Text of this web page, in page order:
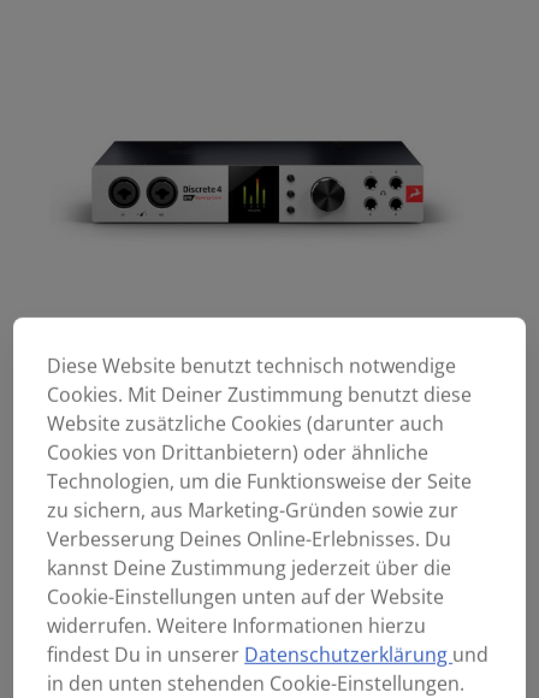
Diese Website benutzt technisch notwendige
Cookies. Mit Deiner Zustimmung benutzt diese
Website zusätzliche Cookies (darunter auch
Cookies von Drittanbietern) oder ähnliche
Technologien, um die Funktionsweise der Seite
zu sichern, aus Marketing-Gründen sowie zur
Verbesserung Deines Online-Erlebnisses. Du
kannst Deine Zustimmung jederzeit über die
Cookie-Einstellungen unten auf der Website
widerrufen. Weitere Informationen hierzu
findest Du in unserer Datenschutzerklärung und
in den unten stehenden Cookie-Einstellungen.